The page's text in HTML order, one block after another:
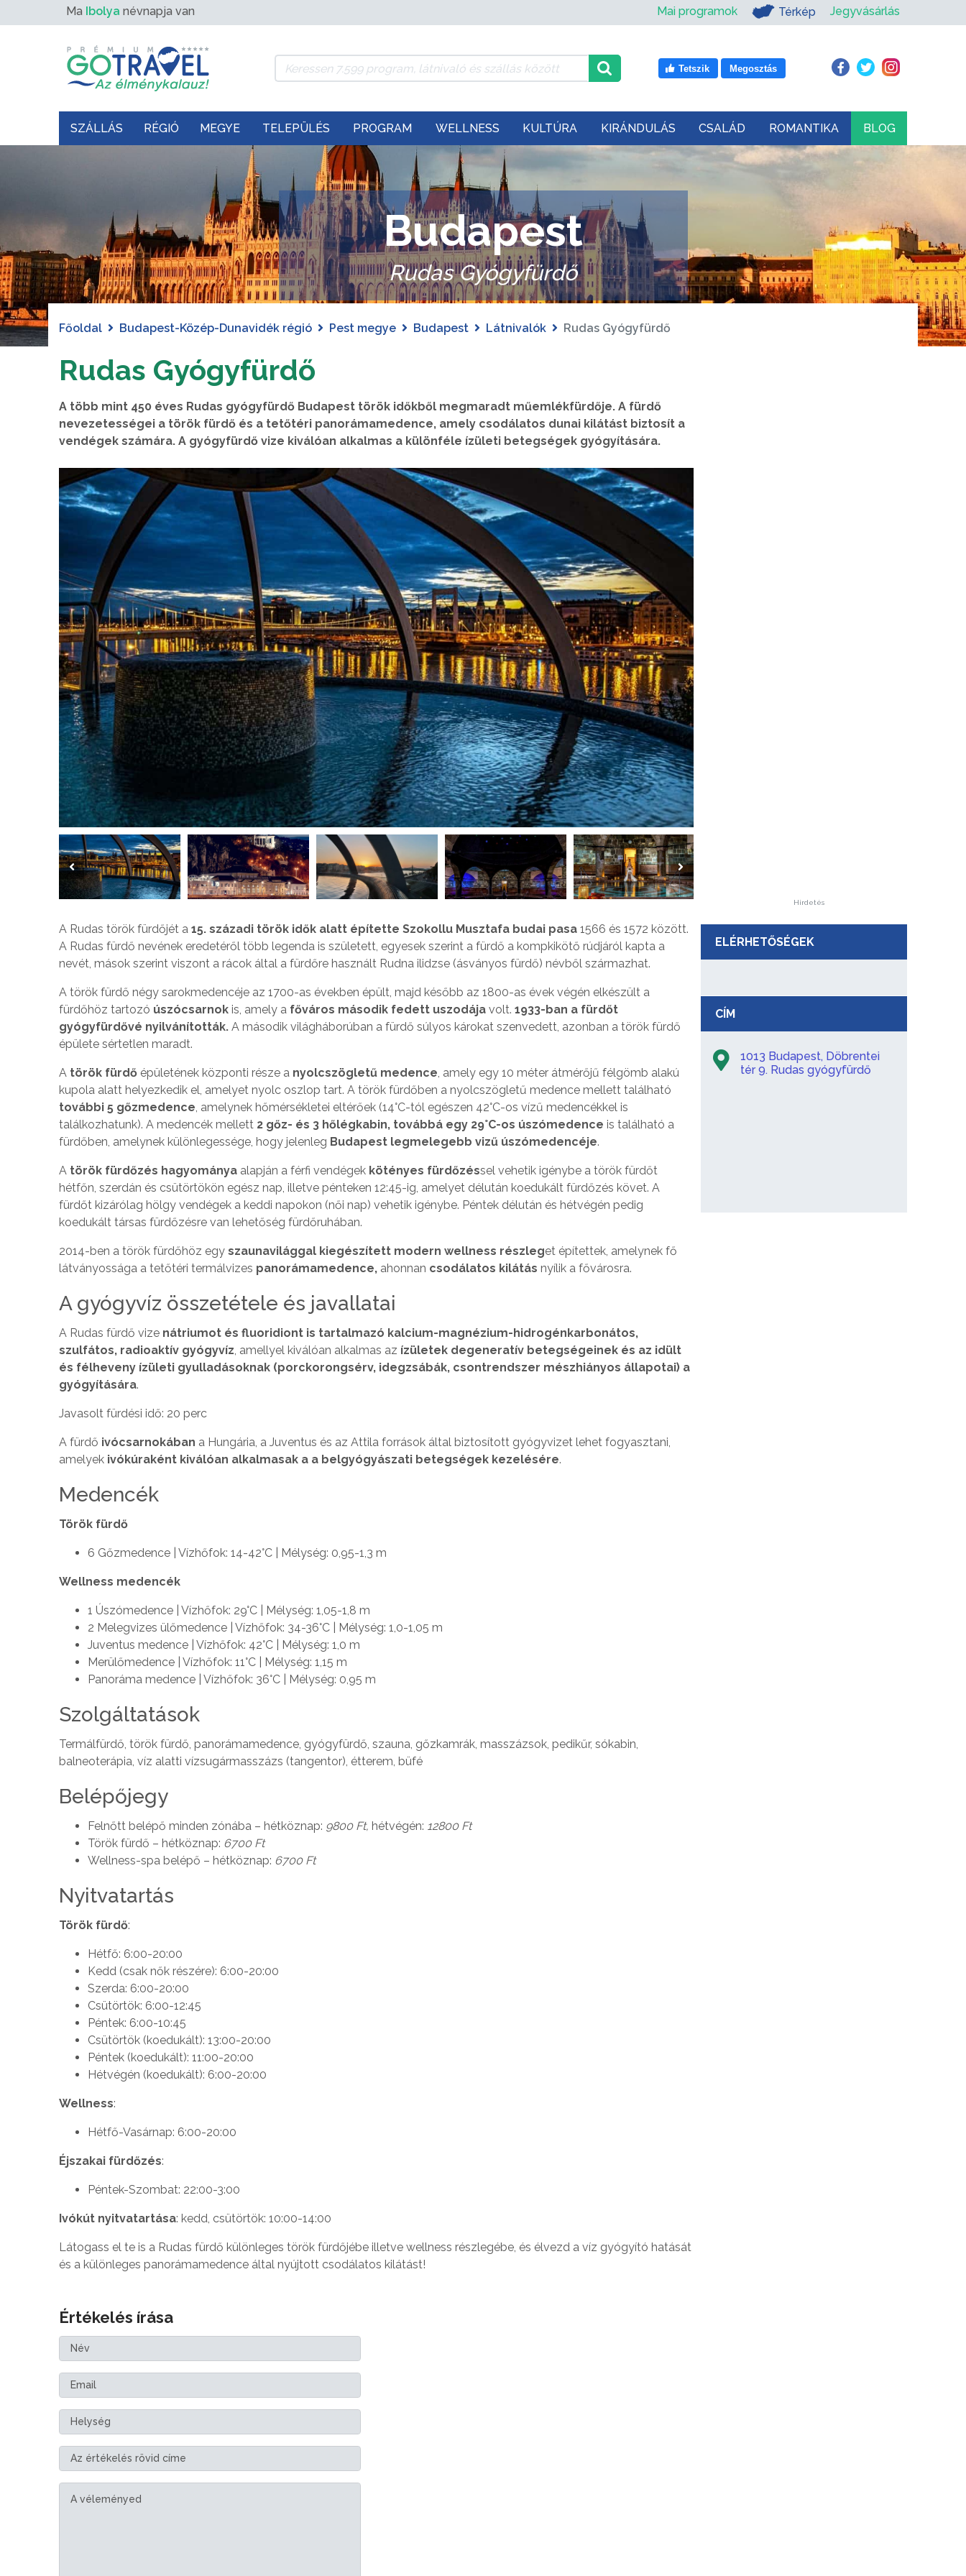
Ma Ibolya névnapja van Mai programok Térkép Jegyvásárlás
Tetszik Megosztás
SZÁLLÁS RÉGIÓ MEGYE TELEPÜLÉS PROGRAM WELLNESS KULTÚRA KIRÁNDULÁS CSALÁD ROMANTIKA BLOG
Budapest
Rudas Gyógyfürdő
Főoldal Budapest-Közép-Dunavidék régió Pest megye Budapest Látnivalók Rudas Gyógyfürdő
Rudas Gyógyfürdő
A több mint 450 éves Rudas gyógyfürdő Budapest török időkből megmaradt műemlékfürdője. A fürdő
nevezetességei a török fürdő és a tetőtéri panorámamedence, amely csodálatos dunai kilátást biztosít a
vendégek számára. A gyógyfürdő vize kiválóan alkalmas a különféle ízületi betegségek gyógyítására.
A Rudas török fürdőjét a 15. századi török idők alatt építette Szokollu Musztafa budai pasa 1566 és 1572 között.
A Rudas fürdő nevének eredetéről több legenda is született, egyesek szerint a fürdő a kompkikötő rúdjáról kapta a
nevét, mások szerint viszont a rácok által a fürdőre használt Rudna ilidzse (ásványos fürdő) névből származhat.
A török fürdő négy sarokmedencéje az 1700-as években épült, majd később az 1800-as évek végén elkészült a
fürdőhöz tartozó úszócsarnok is, amely a főváros második fedett uszodája volt. 1933-ban a fürdőt
gyógyfürdővé nyilvánították. A második világháborúban a fürdő súlyos károkat szenvedett, azonban a török fürdő
épülete sértetlen maradt.
A török fürdő épületének központi része a nyolcszögletű medence, amely egy 10 méter átmérőjű félgömb alakú
kupola alatt helyezkedik el, amelyet nyolc oszlop tart. A török fürdőben a nyolcszögletű medence mellett található
további 5 gőzmedence, amelynek hőmérsékletei eltérőek (14°C-tól egészen 42°C-os vízű medencékkel is
találkozhatunk). A medencék mellett 2 gőz- és 3 hőlégkabin, továbbá egy 29°C-os úszómedence is található a
fürdőben, amelynek különlegessége, hogy jelenleg Budapest legmelegebb vizű úszómedencéje.
A török fürdőzés hagyománya alapján a férfi vendégek kötényes fürdőzéssel vehetik igénybe a török fürdőt
hétfőn, szerdán és csütörtökön egész nap, illetve pénteken 12:45-ig, amelyet délután koedukált fürdőzés követ. A
fürdőt kizárólag hölgy vendégek a keddi napokon (női nap) vehetik igénybe. Péntek délután és hétvégén pedig
koedukált társas fürdőzésre van lehetőség fürdőruhában.
2014-ben a török fürdőhöz egy szaunavilággal kiegészített modern wellness részleget építettek, amelynek fő
látványossága a tetőtéri termálvizes panorámamedence, ahonnan csodálatos kilátás nyílik a fővárosra.
A gyógyvíz összetétele és javallatai
A Rudas fürdő vize nátriumot és fluoridiont is tartalmazó kalcium-magnézium-hidrogénkarbonátos,
szulfátos, radioaktív gyógyvíz, amellyel kiválóan alkalmas az ízületek degeneratív betegségeinek és az idült
és félheveny ízületi gyulladásoknak (porckorongsérv, idegzsábák, csontrendszer mészhiányos állapotai) a
gyógyítására.
Javasolt fürdési idő: 20 perc
A fürdő ivócsarnokában a Hungária, a Juventus és az Attila források által biztosított gyógyvizet lehet fogyasztani,
amelyek ivókúraként kiválóan alkalmasak a a belgyógyászati betegségek kezelésére.
Medencék
Török fürdő
6 Gőzmedence | Vízhőfok: 14-42°C | Mélység: 0,95-1,3 m
Wellness medencék
1 Úszómedence | Vízhőfok: 29°C | Mélység: 1,05-1,8 m
2 Melegvizes ülőmedence | Vízhőfok: 34-36°C | Mélység: 1,0-1,05 m
Juventus medence | Vízhőfok: 42°C | Mélység: 1,0 m
Merülőmedence | Vízhőfok: 11°C | Mélység: 1,15 m
Panoráma medence | Vízhőfok: 36°C | Mélység: 0,95 m
Szolgáltatások
Termálfürdő, török fürdő, panorámamedence, gyógyfürdő, szauna, gőzkamrák, masszázsok, pedikűr, sókabin,
balneoterápia, víz alatti vízsugármasszázs (tangentor), étterem, büfé
Belépőjegy
Felnőtt belépő minden zónába – hétköznap: 9800 Ft, hétvégén: 12800 Ft
Török fürdő – hétköznap: 6700 Ft
Wellness-spa belépő – hétköznap: 6700 Ft
Nyitvatartás
Török fürdő:
Hétfő: 6:00-20:00
Kedd (csak nők részére): 6:00-20:00
Szerda: 6:00-20:00
Csütörtök: 6:00-12:45
Péntek: 6:00-10:45
Csütörtök (koedukált): 13:00-20:00
Péntek (koedukált): 11:00-20:00
Hétvégén (koedukált): 6:00-20:00
Wellness:
Hétfő-Vasárnap: 6:00-20:00
Éjszakai fürdőzés:
Péntek-Szombat: 22:00-3:00
Ivókút nyitvatartása: kedd, csütörtök: 10:00-14:00
Látogass el te is a Rudas fürdő különleges török fürdőjébe illetve wellness részlegébe, és élvezd a víz gyógyító hatását
és a különleges panorámamedence által nyújtott csodálatos kilátást!
Értékelés írása
Hirdetés
ELÉRHETŐSÉGEK
CÍM
1013 Budapest, Döbrentei
tér 9. Rudas gyógyfürdő